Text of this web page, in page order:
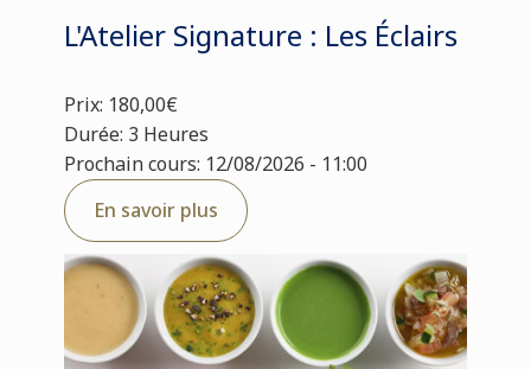
L'Atelier Signature : Les Éclairs
Prix: 180,00€
Durée: 3 Heures
Prochain cours: 12/08/2026 - 11:00
En savoir plus